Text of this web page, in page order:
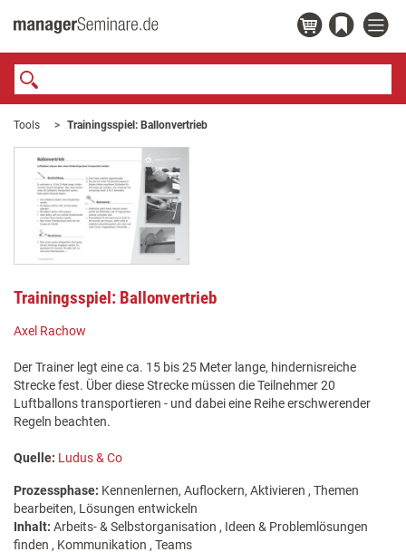
Tools Trainingsspiel: Ballonvertrieb
Trainingsspiel: Ballonvertrieb
Axel Rachow
Der Trainer legt eine ca. 15 bis 25 Meter lange, hindernisreiche
Strecke fest. Über diese Strecke müssen die Teilnehmer 20
Luftballons transportieren - und dabei eine Reihe erschwerender
Regeln beachten.
Quelle: Ludus & Co
Prozessphase: Kennenlernen, Auflockern, Aktivieren , Themen
bearbeiten, Lösungen entwickeln
Inhalt: Arbeits- & Selbstorganisation , Ideen & Problemlösungen
finden , Kommunikation , Teams